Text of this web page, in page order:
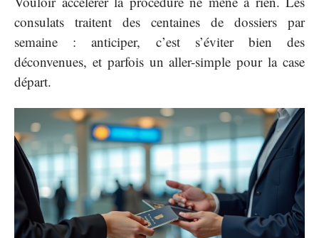
consulats traitent des centaines de dossiers par
semaine : anticiper, c’est s’éviter bien des
déconvenues, et parfois un aller-simple pour la case
départ.